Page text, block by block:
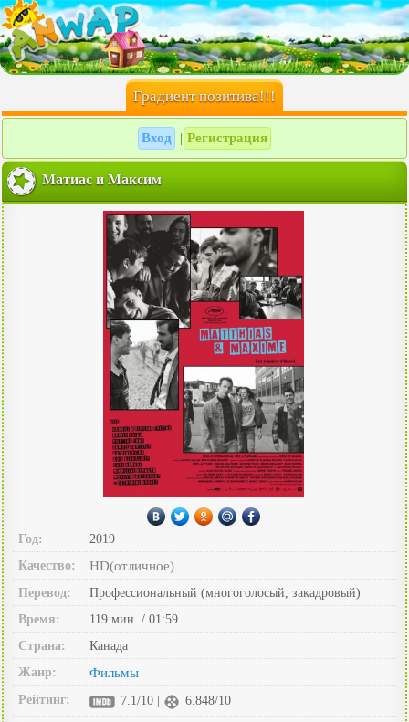
Градиент позитива!!!
Вход Регистрация
Матиас и Максим
Год:
2019
Качество:
HD(отличное)
Перевод:
Профессиональный (многоголосый, закадровый)
Время:
119 мин. / 01:59
Страна:
Канада
Жанр:
Фильмы
Рейтинг: 7.1/10 | 6.848/10